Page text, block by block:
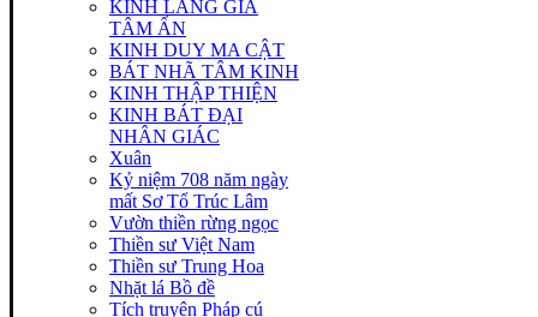
KINH LĂNG GIÀ
TÂM ẤN
KINH DUY MA CẬT
BÁT NHÃ TÂM KINH
KINH THẬP THIỆN
KINH BÁT ĐẠI
NHÂN GIÁC
Xuân
Kỷ niệm 708 năm ngày
mất Sơ Tổ Trúc Lâm
Vườn thiền rừng ngọc
Thiền sư Việt Nam
Thiền sư Trung Hoa
Nhặt lá Bồ đề
Tích truyện Pháp cú